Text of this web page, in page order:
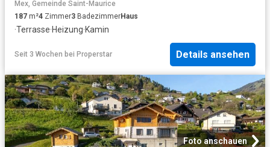
Mex, Gemeinde Saint-Maurice
187 m²4 Zimmer3 BadezimmerHaus
·Terrasse·Heizung·Kamin
Seit 3 Wochen bei Properstar Details ansehen
Foto anschauen